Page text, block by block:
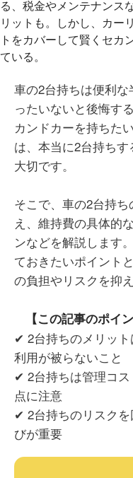
車の2台持ちは便利
ったいないと後悔す
カンドカーを持ちた
は、本当に2台持ち
大切です。
そこで、車の2台持
え、維持費の具体的
ンなどを解説します
ておきたいポイント
の負担やリスクを抑
【この記事のポイン
✔ 2台持ちのメリッ
利用が被らないこと
✔ 2台持ちは管理コ
点に注意
✔ 2台持ちのリスク
びが重要